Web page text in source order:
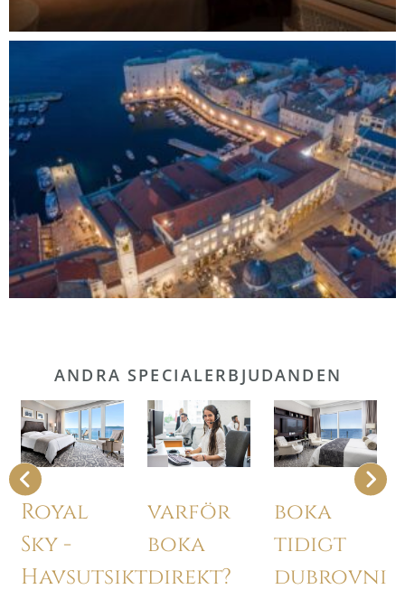
ANDRA SPECIALERBJUDANDEN
Royal
Sky -
Havsutsikt
varför
boka
direkt?
boka
tidigt
dubrovnik